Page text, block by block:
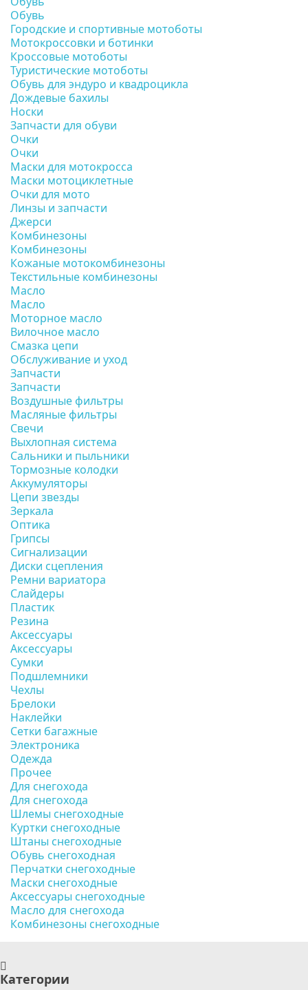
Обувь
Городские и спортивные мотоботы
Мотокроссовки и ботинки
Кроссовые мотоботы
Туристические мотоботы
Обувь для эндуро и квадроцикла
Дождевые бахилы
Носки
Запчасти для обуви
Очки
Очки
Маски для мотокросса
Маски мотоциклетные
Очки для мото
Линзы и запчасти
Джерси
Комбинезоны
Комбинезоны
Кожаные мотокомбинезоны
Текстильные комбинезоны
Масло
Масло
Моторное масло
Вилочное масло
Смазка цепи
Обслуживание и уход
Запчасти
Запчасти
Воздушные фильтры
Масляные фильтры
Свечи
Выхлопная система
Сальники и пыльники
Тормозные колодки
Аккумуляторы
Цепи звезды
Зеркала
Оптика
Грипсы
Сигнализации
Диски сцепления
Ремни вариатора
Слайдеры
Пластик
Резина
Аксессуары
Аксессуары
Сумки
Подшлемники
Чехлы
Брелоки
Наклейки
Сетки багажные
Электроника
Одежда
Прочее
Для снегохода
Для снегохода
Шлемы снегоходные
Куртки снегоходные
Штаны снегоходные
Обувь снегоходная
Перчатки снегоходные
Маски снегоходные
Аксессуары снегоходные
Масло для снегохода
Комбинезоны снегоходные
Категории